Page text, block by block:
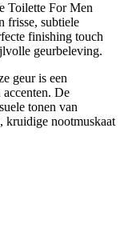
Toilette For Men
frisse, subtiele
finishing touch
geurbeleving.
geur is een
accenten. De
tonen van
kruidige nootmuskaat